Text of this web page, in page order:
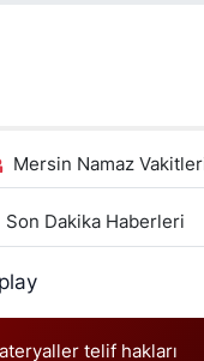
Mersin Namaz
Son Dakika Haberleri
telif hakları